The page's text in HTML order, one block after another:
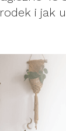
i jak